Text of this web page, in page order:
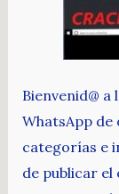
Bienvenid@
WhatsApp
categorías e
de publicar el